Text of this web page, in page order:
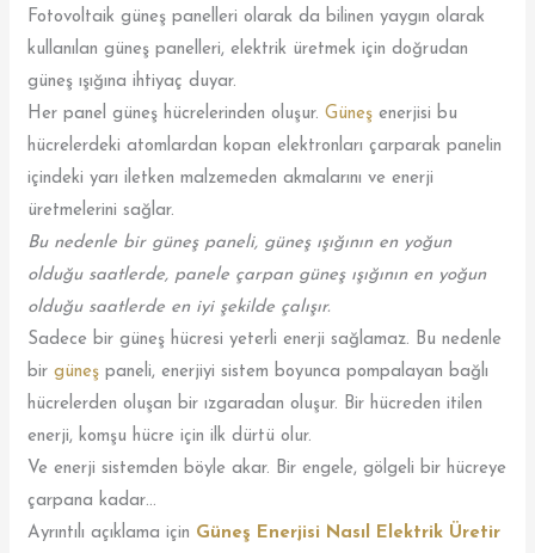
Fotovoltaik güneş panelleri olarak da bilinen yaygın olarak
kullanılan güneş panelleri, elektrik üretmek için doğrudan
güneş ışığına ihtiyaç duyar.
Her panel güneş hücrelerinden oluşur.Güneş enerjisi bu
hücrelerdeki atomlardan kopan elektronları çarparak panelin
içindeki yarı iletken malzemeden akmalarını ve enerji
üretmelerini sağlar.
Bu nedenle bir güneş paneli, güneş ışığının en yoğun
olduğu saatlerde, panele çarpan güneş ışığının en yoğun
olduğu saatlerde en iyi şekilde çalışır.
Sadece bir güneş hücresi yeterli enerji sağlamaz. Bu nedenle
birgüneş paneli, enerjiyi sistem boyunca pompalayan bağlı
hücrelerden oluşan bir ızgaradan oluşur. Bir hücreden itilen
enerji, komşu hücre için ilk dürtü olur.
Ve enerji sistemden böyle akar. Bir engele, gölgeli bir hücreye
çarpana kadar…
Ayrıntılı açıklama için Güneş Enerjisi Nasıl Elektrik Üretir